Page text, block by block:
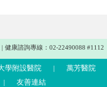
| 健康諮詢專線：02-22490088 #1112
學附設醫院 |
萬芳醫院
| 友善連結